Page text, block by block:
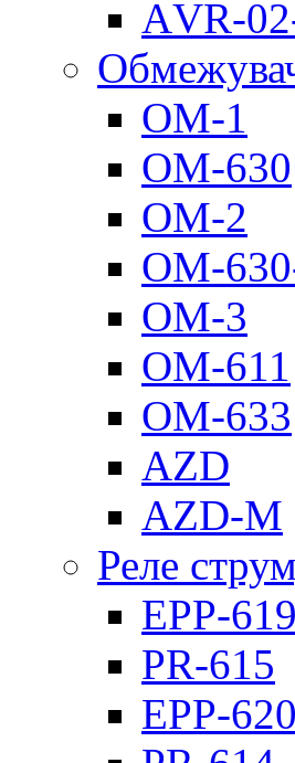
АVR-
ОМ-1
ОМ-630
ОМ-2
ОМ-
ОМ-3
ОМ-611
ОМ-633
AZD
AZD-M
Реле
EPP-619
PR-615
EPP-620